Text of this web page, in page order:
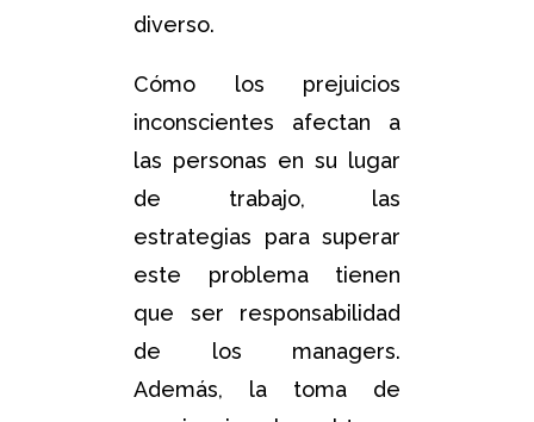
diverso.
Cómo los prejuicios
inconscientes afectan a
las personas en su lugar
de trabajo, las
estrategias para superar
este problema tienen
que ser responsabilidad
de los managers.
Además, la toma de